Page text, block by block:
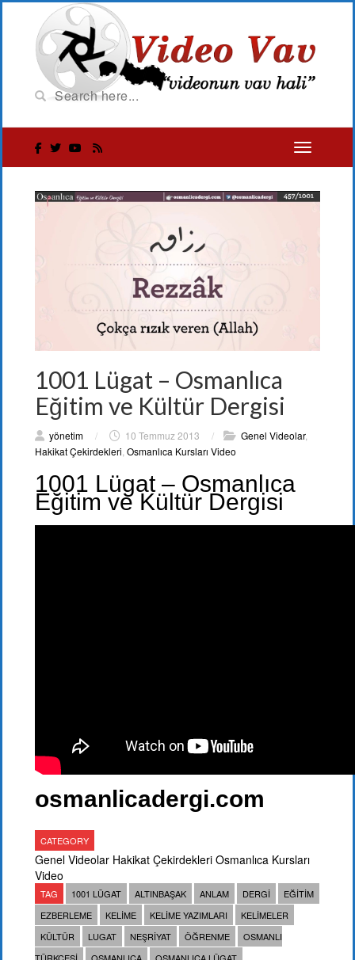
1001 Lügat – Osmanlıca
Eğitim ve Kültür Dergisi
yönetim / 10 Temmuz 2013 / Genel Videolar,
Hakikat Çekirdekleri,Osmanlıca Kursları Video
1001 Lügat – Osmanlıca
Eğitim ve Kültür Dergisi
osmanlicadergi.com
CATEGORY
Genel Videolar Hakikat Çekirdekleri Osmanlıca Kursları
Video
TAG 1001 LÜGAT ALTINBAŞAK ANLAM DERGI
EĞITIM
EZBERLEME
KELIME KELIME YAZIMLARI
KELIMELER
KÜLTÜR
LUGAT NEŞRIYAT ÖĞRENME
OSMANLI